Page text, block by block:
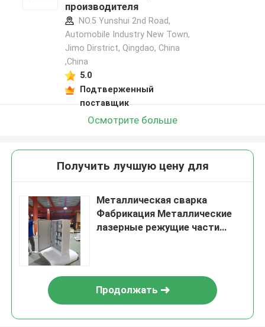
производителя
NO.5 Yunshui 2nd Road,
Automobile Industry New Town,
Jimo Dirstrict, Qingdao, China
,China
5.0
Подтверженный
поставщик
Осмотрите больше
Получить лучшую цену для
Металлическая сварка
Фабрикация Металлические
лазерные режущие части
Продолжать